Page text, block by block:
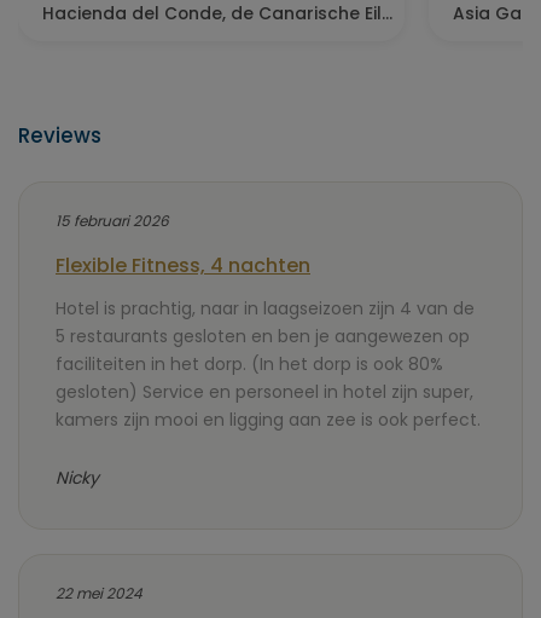
Hacienda del Conde, de Canarische Eilanden Asia
Reviews
15 februari 2026
Flexible Fitness, 4 nachten
Hotel is prachtig, naar in laagseizoen zijn 4 van de
5 restaurants gesloten en ben je aangewezen op
faciliteiten in het dorp. (In het dorp is ook 80%
gesloten) Service en personeel in hotel zijn super,
kamers zijn mooi en ligging aan zee is ook perfect.
Nicky
22 mei 2024